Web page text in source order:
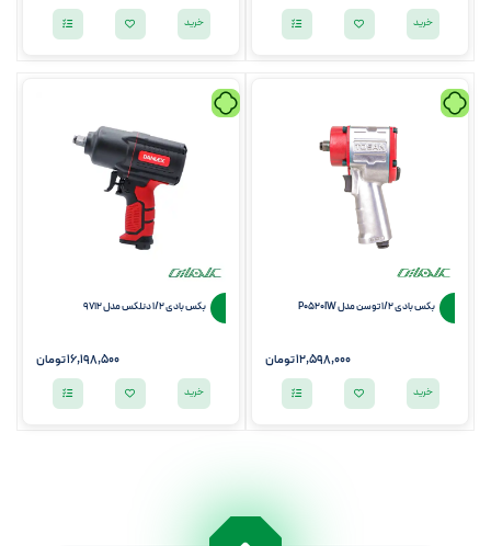
خرید خرید
بکس بادی 1/2 توسن مدل P0520IW
12,598,000تومان
خرید
بکس بادی 1/2 دنلکس مدل 9712
16,198,500تومان
خرید